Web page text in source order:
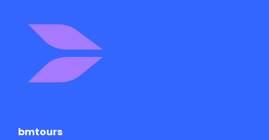
bmtours